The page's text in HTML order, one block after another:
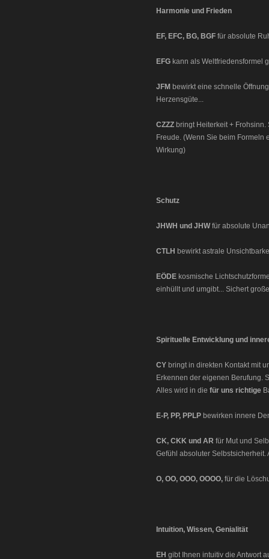
Harmonie und Frieden
EF, EFC, BG, BGF für absolute
EFG kann als Weltfriedensformel
JFM bewirkt eine schnelle
Herzensgüte...
CZZZ bringt Heiterkeit +
Freude. (Wenn Sie beim
Wirkung)
Schutz
JHWH und JHWfür absolute
CTLH bewirkt astrale
EÖDE kosmische
einhüllt und umgibt... Sichert
Spirituelle Entwicklung und
CY bringt in direkten Kontakt mit
Erkennen der eigenen Berufung.
Alles wird in die für uns richtige
E-P, PP, PPLP bewirken innere
CK, CKK und AR für Mut und
Gefühl absoluter
O, OO, OOO, OOOO, für die
Intuition, Wissen, Genialität
EH gibt Ihnen intuitiv die Antwort